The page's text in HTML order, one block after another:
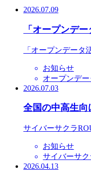
2026.07.09
「オープンデ
「オープンデータ
お知らせ
オープンデー
2026.07.03
全国の中高生向
サイバーサクラ
お知らせ
サイバーサク
2026.04.13